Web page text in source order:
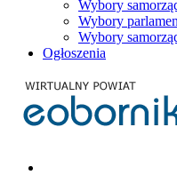
Wybory
Wybory
Wybory
Ogłoszenia